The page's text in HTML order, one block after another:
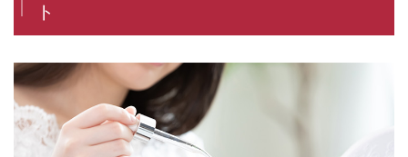
ト